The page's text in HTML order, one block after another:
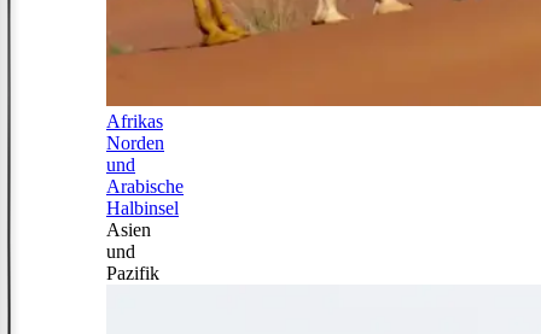
Afrikas
Norden
und
Arabische
Halbinsel
Asien
und
Pazifik